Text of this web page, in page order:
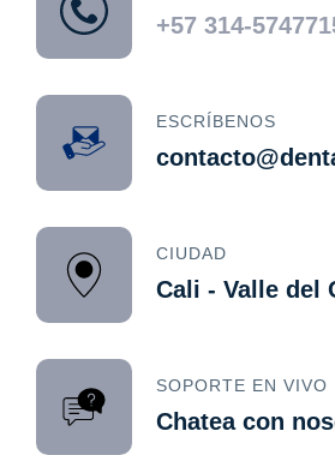
+57 314-
ESCRÍBENOS
CIUDAD
Cali - Valle del
SOPORTE EN VIVO
Chatea con